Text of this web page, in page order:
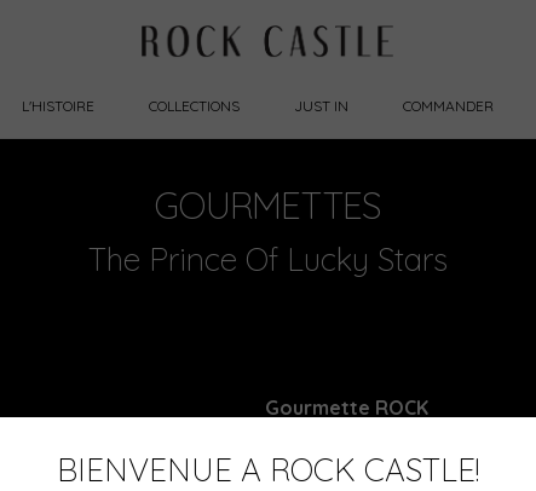
L'HISTOIRE COLLECTIONS JUST IN COMMANDER
GOURMETTES
The Prince Of Lucky Stars
Gourmette ROCK
BIENVENUE A ROCK CASTLE!